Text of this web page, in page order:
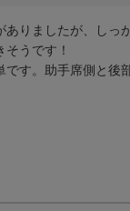
ありましたが、しっ
うです！
です。助手席側と後